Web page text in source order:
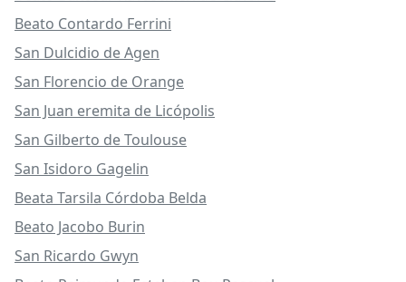
Beato Contardo Ferrini
San Dulcidio de Agen
San Florencio de Orange
San Juan eremita de Licópolis
San Gilberto de Toulouse
San Isidoro Gagelin
Beata Tarsila Córdoba Belda
Beato Jacobo Burin
San Ricardo Gwyn